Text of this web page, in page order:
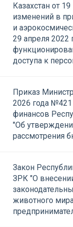
Казахстан от
изменений в
и
29 апреля
доступа к
Приказ
2026 года
финансов
"Об
рассмотрения
Закон
ЗРК "О
животного